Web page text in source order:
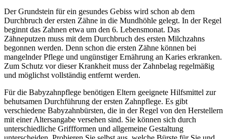
Der Grundstein für ein gesundes Gebiss wird schon ab dem
Durchbruch der ersten Zähne in die Mundhöhle gelegt. In der Regel
beginnt das Zahnen etwa um den 6. Lebensmonat. Das
Zähneputzen muss mit dem Durchbruch des ersten Milchzahns
begonnen werden. Denn schon die ersten Zähne können bei
mangelnder Pflege und ungünstiger Ernährung an Karies erkranken.
Zum Schutz vor dieser Krankheit muss der Zahnbelag regelmäßig
und möglichst vollständig entfernt werden.
Für die Babyzahnpflege benötigen Eltern geeignete Hilfsmittel zur
behutsamen Durchführung der ersten Zahnpflege. Es gibt
verschiedene Babyzahnbürsten, die in der Regel von den Herstellern
mit einer Altersangabe versehen sind. Sie können sich durch
unterschiedliche Griffformen und allgemeine Gestaltung